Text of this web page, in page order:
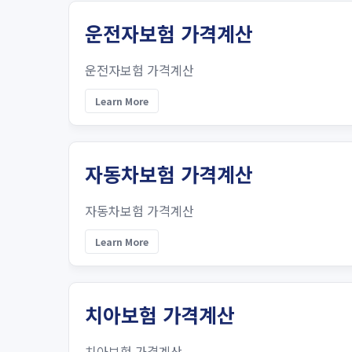
운전자보험 가격계산
운전자보험 가격계산
Learn More
자동차보험 가격계산
자동차보험 가격계산
Learn More
치아보험 가격계산